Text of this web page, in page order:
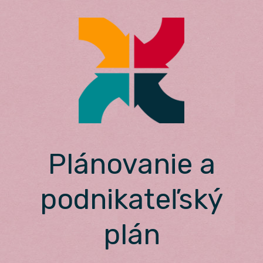
Plánovanie a
podnikateľský
plán